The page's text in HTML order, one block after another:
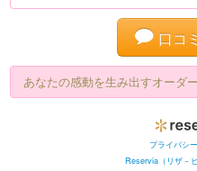
口コ
あなたの感動を生み出すオーダ
プライバシ
Reservia（リザ－